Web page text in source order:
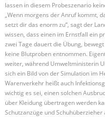
lassen in diesem Probeszenario
„Wenn morgens der Anruf kommt,
setzt dir das enorm zu“, sagt der
wissen, dass einen im Ernstfall ein
zwei Tage dauert die Übung,
keine Blutproben entnommen.
weiter, während Umweltministerin
sich ein Bild von der Simulation im
Warenverkehr heißt auch
wichtig es sei, einen solchen
über Kleidung übertragen werden
Schutzanzüge und